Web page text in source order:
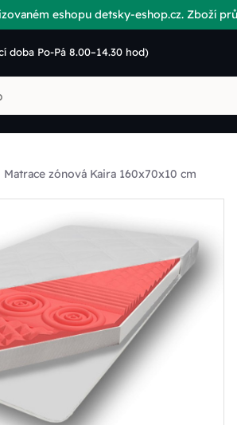
eshopu detsky-eshop.cz. Zboží
doba Po-Pá 8.00–14.30 hod)
Matrace zónová Kaira 160x70x10 cm